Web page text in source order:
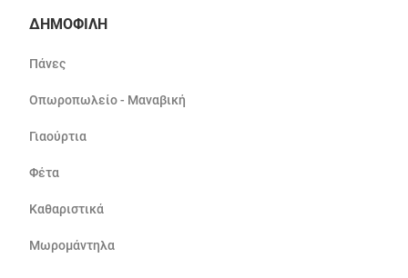
ΔΗΜΟΦΙΛΗ
Πάνες
Οπωροπωλείο - Μαναβική
Γιαούρτια
Φέτα
Καθαριστικά
Μωρομάντηλα